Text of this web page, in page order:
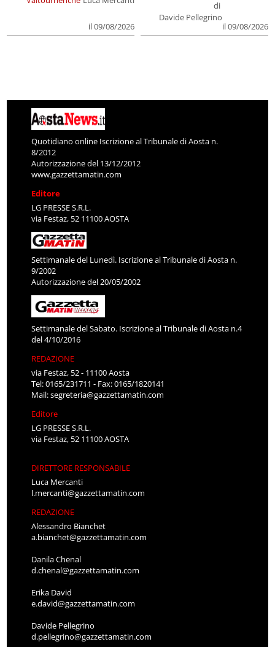
il 09/08/2026
di
Davide Pellegrino
il 09/08/2026
Quotidiano online Iscrizione al Tribunale di Aosta n.
8/2012
Autorizzazione del 13/12/2012
www.gazzettamatin.com
Editore
LG PRESSE S.R.L.
via Festaz, 52 11100 AOSTA
Settimanale del Lunedì. Iscrizione al Tribunale di Aosta n.
9/2002
Autorizzazione del 20/05/2002
Settimanale del Sabato. Iscrizione al Tribunale di Aosta n.4
del 4/10/2016
REDAZIONE
via Festaz, 52 - 11100 Aosta
Tel: 0165/231711 - Fax: 0165/1820141
Mail:segreteria@gazzettamatin.com
Editore
LG PRESSE S.R.L.
via Festaz, 52 11100 AOSTA
DIRETTORE RESPONSABILE
Luca Mercanti
l.mercanti@gazzettamatin.com
REDAZIONE
Alessandro Bianchet
a.bianchet@gazzettamatin.com
Danila Chenal
d.chenal@gazzettamatin.com
Erika David
e.david@gazzettamatin.com
Davide Pellegrino
d.pellegrino@gazzettamatin.com